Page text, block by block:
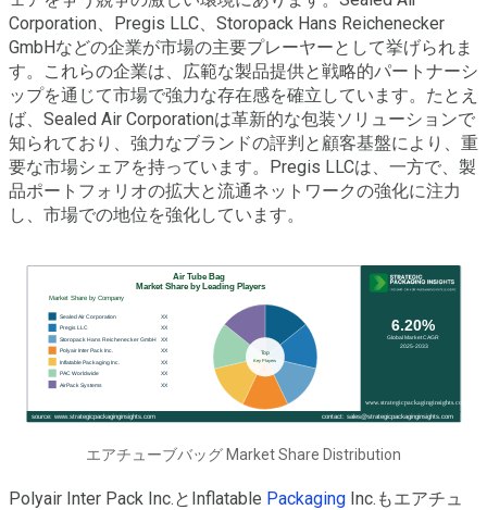
Corporation、Pregis LLC、Storopack Hans Reichenecker
GmbHなどの企業が市場の主要プレーヤーとして挙げられま
す。これらの企業は、広範な製品提供と戦略的パートナーシ
ップを通じて市場で強力な存在感を確立しています。たとえ
ば、Sealed Air Corporationは革新的な包装ソリューションで
知られており、強力なブランドの評判と顧客基盤により、重
要な市場シェアを持っています。Pregis LLCは、一方で、製
品ポートフォリオの拡大と流通ネットワークの強化に注力
し、市場での地位を強化しています。
エアチューブバッグ Market Share Distribution
Polyair Inter Pack Inc.とInflatable Packaging Inc.もエアチュ